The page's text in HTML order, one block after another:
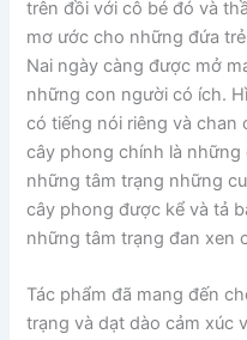
trên đồi với cô bé đó và
mơ ước cho những đứa
Nai ngày càng được mở
những con người có ích.
có tiếng nói riêng và chan
cây phong chính là
những tâm trạng những
cây phong được kể và tả
những tâm trạng đan xen
Tác phẩm đã mang đến
trạng và dạt dào cảm xúc